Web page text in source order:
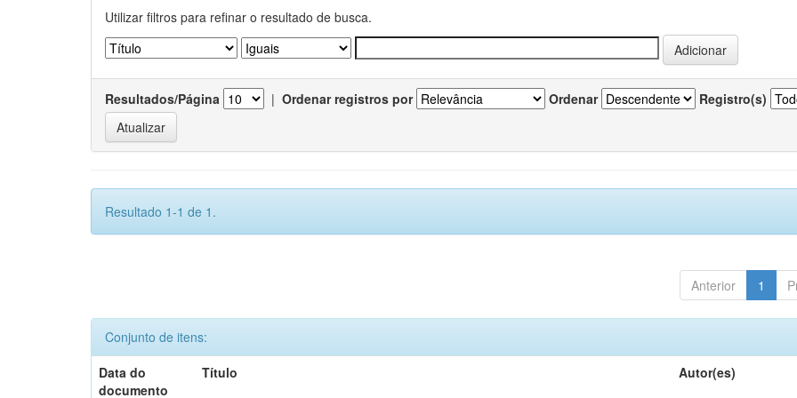
Utilizar filtros para refinar o resultado de busca.
Resultados/Página | Ordenar registros por Ordenar Registro(s)
Resultado 1-1 de 1.
Anterior 1
Conjunto de itens:
Data do
documento
Título Autor(es)